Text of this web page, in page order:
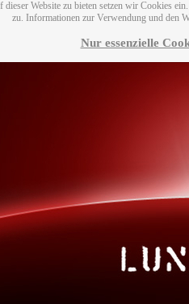
dieser Website zu bieten setzen wir Cookies
zu. Informationen zur Verwendung und den
Nur essenzielle